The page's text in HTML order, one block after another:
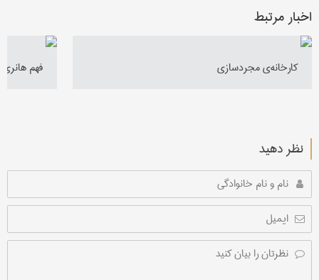
اخبار مرتبط
کارخانه‌ی مجردسازی فهم
نظر دهید